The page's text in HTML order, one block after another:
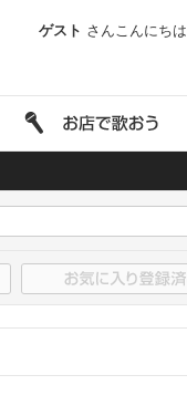
ゲスト さんこんにちは